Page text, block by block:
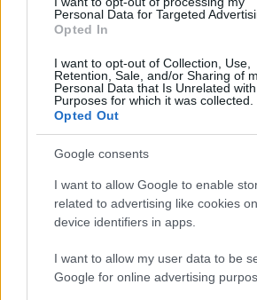
Personal Data for Targeted
Opted In
I want to opt-out of Collection, Use,
Retention, Sale, and/or Sharing of
Personal Data that Is Unrelated
Purposes for which it was collected.
Opted Out
Google consents
I want to allow Google to enable
related to advertising like cookies
device identifiers in apps.
I want to allow my user data to be
Google for online advertising
< Προηγούμενη σελίδα
1/ 2
ΔΕΣ ΑΚΟΜΗ